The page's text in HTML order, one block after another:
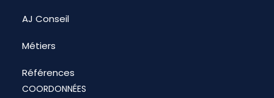
AJ Conseil
Métiers
Références
COORDONNÉES